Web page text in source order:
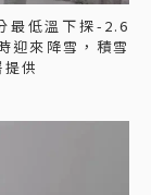
最低溫下探-2.6
迎來降雪，積雪
供